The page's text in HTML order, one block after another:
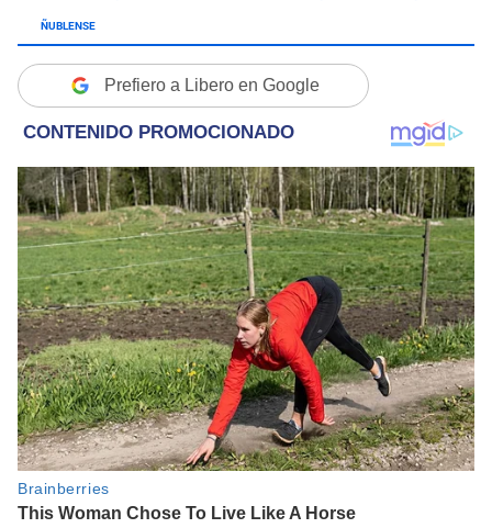
ÑUBLENSE
Prefiero a Libero en Google